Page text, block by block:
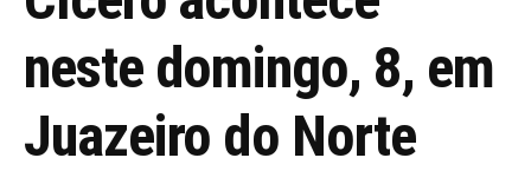
neste domingo, 8, em
Juazeiro do Norte